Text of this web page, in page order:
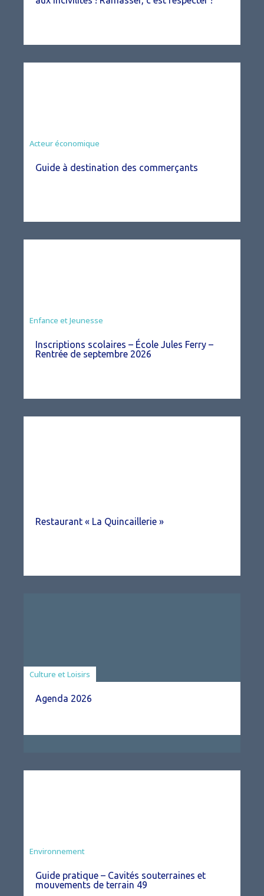
Acteur économique
Guide à destination des commerçants
Enfance et Jeunesse
Inscriptions scolaires – École Jules Ferry –
Rentrée de septembre 2026
Restaurant « La Quincaillerie »
Associations
Culture et Loisirs
Agenda 2026
Environnement
Guide pratique – Cavités souterraines et
mouvements de terrain 49